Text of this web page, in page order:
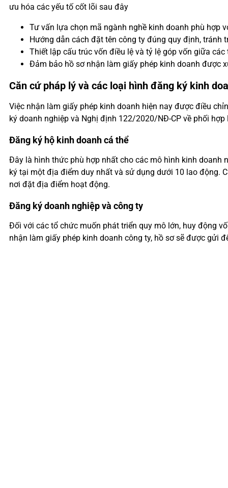
ưu hóa các yếu tố cốt lõi sau đây
Tư vấn lựa chọn mã ngành nghề kinh doanh phù hợp
Hướng dẫn cách đặt tên công ty đúng quy định, tránh
Thiết lập cấu trúc vốn điều lệ và tỷ lệ góp vốn giữa
Đảm bảo hồ sơ nhận làm giấy phép kinh doanh được
Căn cứ pháp lý và các loại hình đăng ký kinh
Việc nhận làm giấy phép kinh doanh hiện nay được điều
ký doanh nghiệp và Nghị định 122/2020/NĐ-CP về phối
Đăng ký hộ kinh doanh cá thể
Đây là hình thức phù hợp nhất cho các mô hình kinh doanh
ký tại một địa điểm duy nhất và sử dụng dưới 10 lao động.
nơi đặt địa điểm hoạt động.
Đăng ký doanh nghiệp và công ty
Đối với các tổ chức muốn phát triển quy mô lớn, huy động
nhận làm giấy phép kinh doanh công ty, hồ sơ sẽ được gửi